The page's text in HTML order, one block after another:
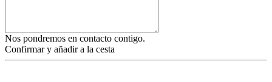
Nos pondremos en contacto contigo.
Confirmar y añadir a la cesta